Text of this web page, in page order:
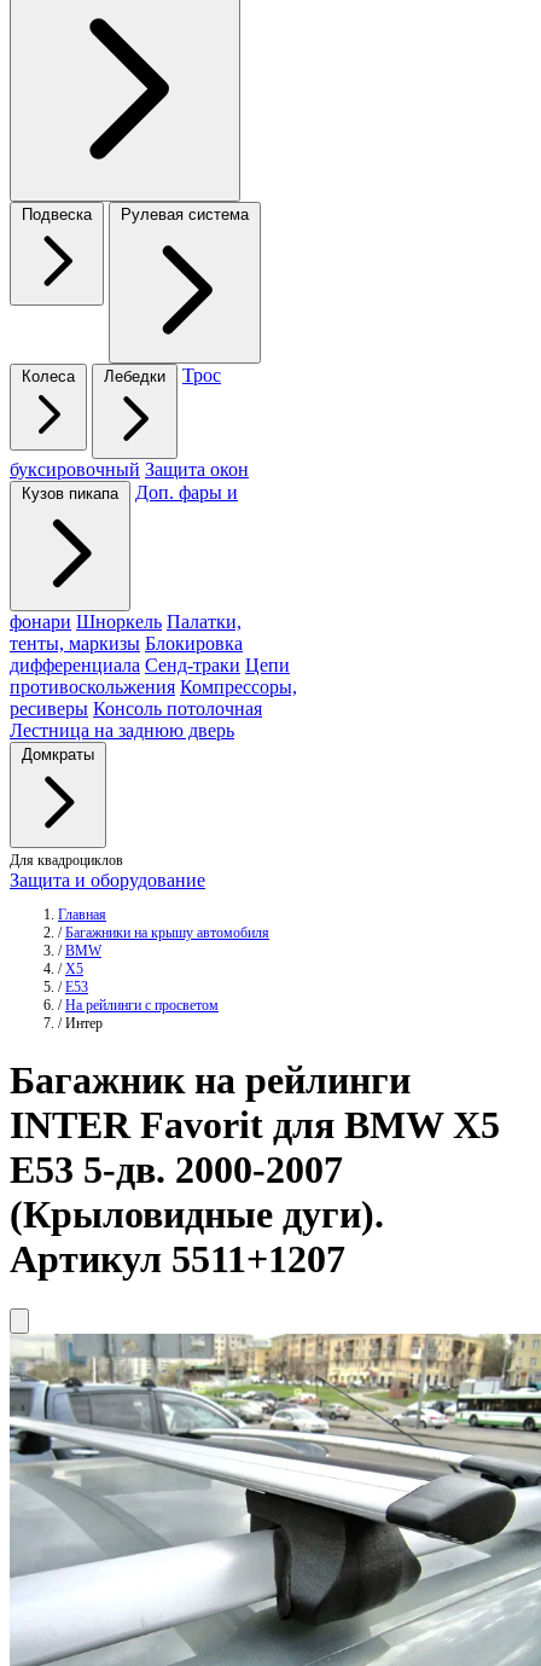
Подвеска Рулевая система
Колеса Лебедки Трос
буксировочный Защита окон
Кузов пикапа Доп. фары и
фонари Шноркель Палатки,
тенты, маркизы Блокировка
дифференциала Сенд-траки Цепи
противоскольжения Компрессоры,
ресиверы Консоль потолочная
Лестница на заднюю дверь
Домкраты
Для квадроциклов
Защита и оборудование
Главная
/ Багажники на крышу автомобиля
/ BMW
/ X5
/ E53
/ На рейлинги с просветом
/ Интер
Багажник на рейлинги
INTER Favorit для BMW X5
E53 5-дв. 2000-2007
(Крыловидные дуги).
Артикул 5511+1207